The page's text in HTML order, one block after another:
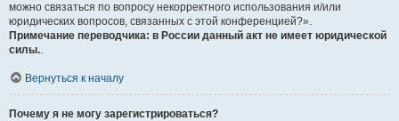
можно связаться по вопросу некорректного использования и/или
юридических вопросов, связанных с этой конференцией?».
Примечание переводчика: в России данный акт не имеет юридической
силы..
Вернуться к началу
Почему я не могу зарегистрироваться?